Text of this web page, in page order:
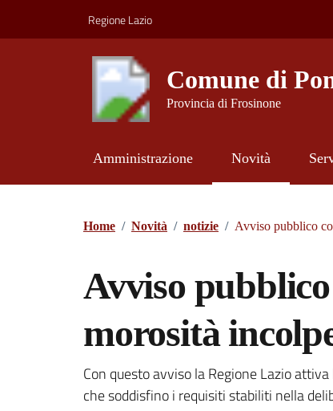
Regione Lazio
Comune di
Provincia di Frosinone
Amministrazione Novità
Home / Novità / notizie / Avviso pubblico
Avviso
morosità
Dettagli della
Con questo avviso la Regione Lazio
che soddisfino i requisiti stabiliti nella